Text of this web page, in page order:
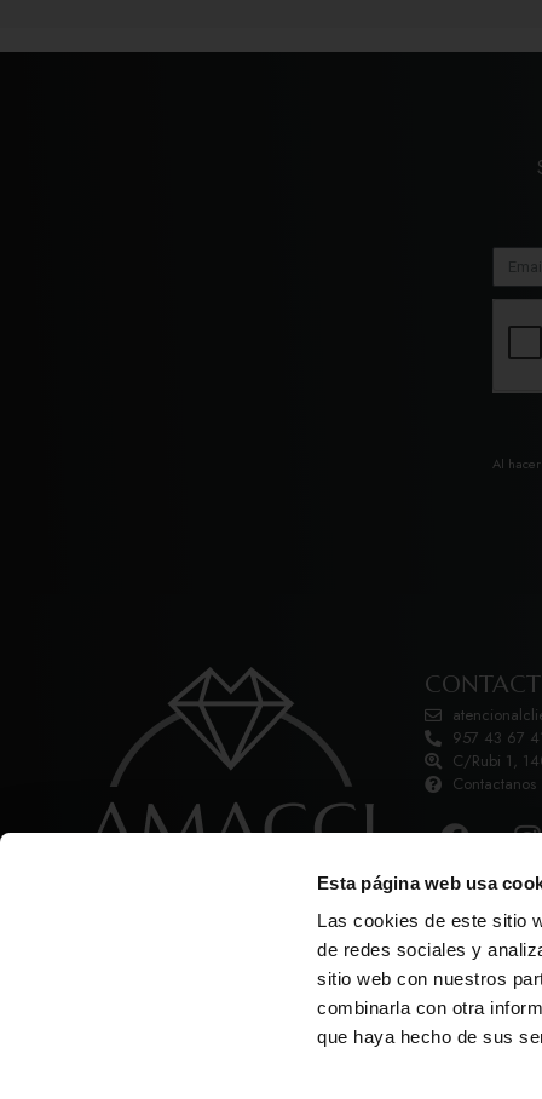
Esta página web usa
Las cookies de este sitio
de redes sociales y
sitio web con nuestros
combinarla con otra
que haya hecho de sus
Al
957 43 67
C/Rubi 1,
Contactanos
Aviso Legal Política de